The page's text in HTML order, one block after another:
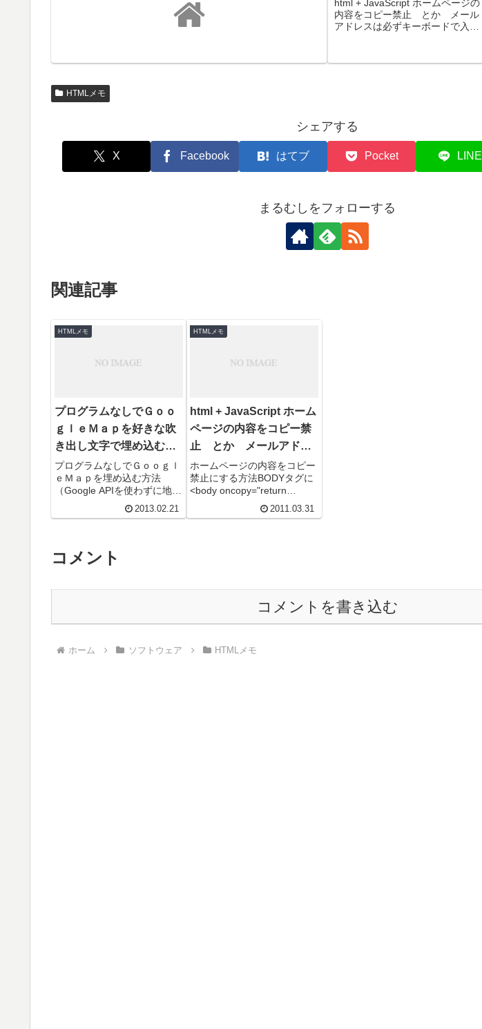
html + JavaScript ホームページの
内容をコピー禁止 とか メール
アドレスは必ずキーボードで入力
HTMLメモ
シェアする
X Facebook はてブ Pocket LINE
まるむしをフォローする
関連記事
HTMLメモ
プログラムなしでＧｏｏ
ｇｌｅＭａｐを好きな吹
き出し文字で埋め込む方
法（Google APIを使わず
に地図と文字を表示する
方法）
プログラムなしでＧｏｏｇｌ
ｅＭａｐを埋め込む方法
（Google APIを使わずに地図
を表示する方法）Ｇｏｏｇｌ
ｅが提供するＡＰＩを利用す
2013.02.21
HTMLメモ
html + JavaScript ホーム
ページの内容をコピー禁
止 とか メールアドレ
スは必ずキーボードで入
力してもらう方法
ホームページの内容をコピー
禁止にする方法BODYタグに
<body oncopy="return
false;">簡単ですが、これは
コピーしようとしたら失敗し
2011.03.31
コメント
コメントを書き込む
ホーム ソフトウェア HTMLメモ